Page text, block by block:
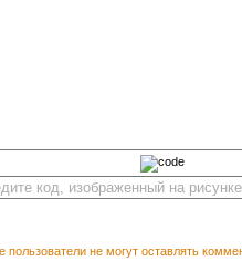
пользователи не могут оставлять